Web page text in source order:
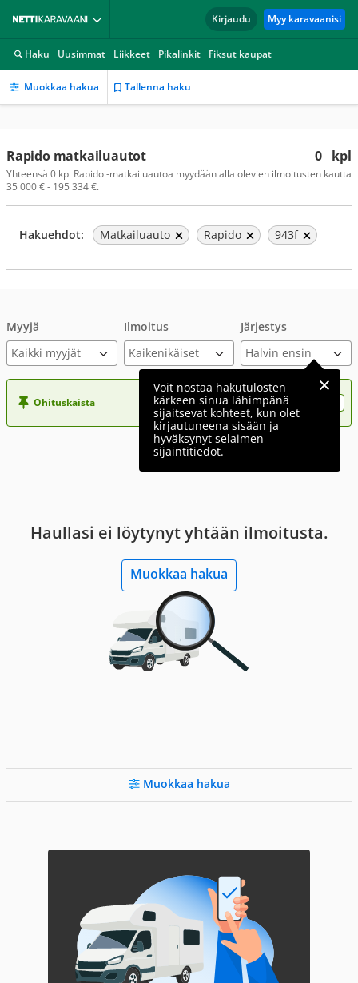
Kirjaudu Myy karavaanisi
Haku Uusimmat Liikkeet Pikalinkit Fiksut kaupat
Muokkaa hakua Tallenna haku
0 kpl
Rapido matkailuautot
Yhteensä 0 kpl Rapido -matkailuautoa myydään alla olevien ilmoitusten kautta
35 000 € - 195 334 €.
Hakuehdot: Matkailuauto Rapido 943f
Myyjä
Kaikki myyjät
Ilmoitus Järjestys
Voit nostaa hakutulosten
kärkeen sinua lähimpänä
sijaitsevat kohteet, kun olet
kirjautuneena sisään ja
hyväksynyt selaimen
sijaintitiedot.
Ohituskaista Nosta ilmoituksesi tähän?
Haullasi ei löytynyt yhtään ilmoitusta.
Muokkaa hakua
Muokkaa hakua